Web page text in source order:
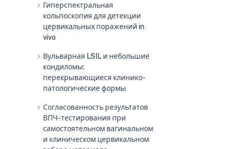
chevron_right Гиперспектральная
кольпоскопия для детекции
цервикальных поражений in
vivo
chevron_right Вульварная LSIL и небольшие
кондиломы:
перекрывающиеся клинико-
патологические формы
chevron_right Согласованность результатов
ВПЧ-тестирования при
самостоятельном вагинальном
и клиническом цервикальном